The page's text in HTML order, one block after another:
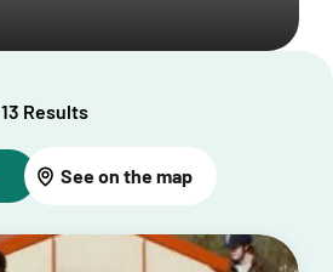
13 Results
See on the map